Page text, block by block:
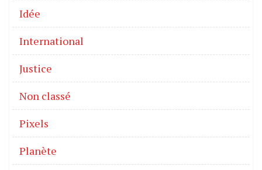
Idée
International
Justice
Non classé
Pixels
Planète